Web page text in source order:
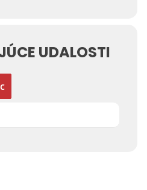
UDALOSTI